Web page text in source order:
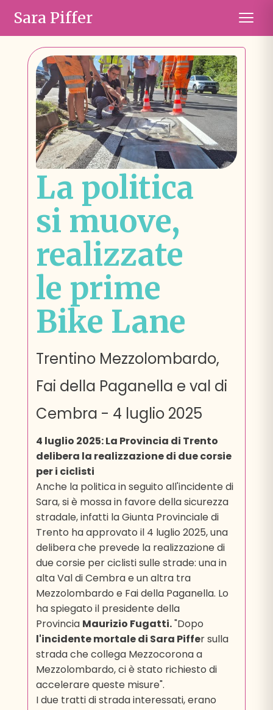
Sara Piffer
La politica
si muove,
realizzate
le prime
Bike Lane
Trentino Mezzolombardo,
Fai della Paganella e val di
Cembra - 4 luglio 2025
4 luglio 2025: La Provincia di Trento
delibera la realizzazione di due corsie
per i ciclisti
Anche la politica in seguito all'incidente di
Sara, si è mossa in favore della sicurezza
stradale, infatti la Giunta Provinciale di
Trento ha approvato il 4 luglio 2025, una
delibera che prevede la realizzazione di
due corsie per ciclisti sulle strade: una in
alta Val di Cembra e un altra tra
Mezzolombardo e Fai della Paganella. Lo
ha spiegato il presidente della
Provincia Maurizio Fugatti."Dopo
l'incidente mortale di Sara Piffersulla
strada che collega Mezzocorona a
Mezzolombardo, ci è stato richiesto di
accelerare queste misure".
I due tratti di strada interessati, erano